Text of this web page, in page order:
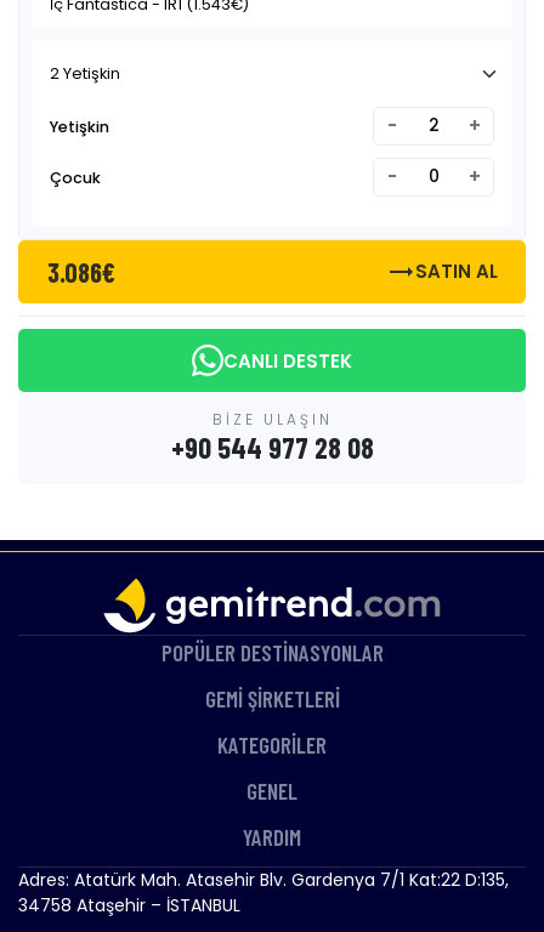
2 Yetişkin
Yetişkin - +
Çocuk - +
3.086€ trending_flatSATIN AL
CANLI DESTEK
BİZE ULAŞIN
+90 544 977 28 08
POPÜLER DESTİNASYONLAR
GEMİ ŞİRKETLERİ
KATEGORİLER
GENEL
YARDIM
Adres: Atatürk Mah. Atasehir Blv. Gardenya 7/1 Kat:22 D:135,
34758 Ataşehir – İSTANBUL